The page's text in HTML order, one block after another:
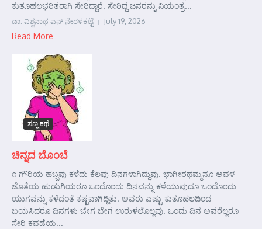
ಕುತೂಹಲಭರಿತರಾಗಿ ಸೇರಿದ್ದಾರೆ. ಸೇರಿದ್ದ ಜನರನ್ನು ನಿಯಂತ್ರ...
ಡಾ. ವಿಶ್ವನಾಥ ಎನ್ ನೇರಳಕಟ್ಟೆ July 19, 2026
Read More
ಸಣ್ಣ ಕಥೆ
ಚಿನ್ನದ ಬೊಂಬೆ
೧ ಗೌರಿಯ ಹಬ್ಬವು ಕಳೆದು ಕೆಲವು ದಿನಗಳಾಗಿದ್ದುವು. ಭಾಗೀರಥಮ್ಮನೂ ಅವಳ
ಜೊತೆಯ ಹುಡುಗಿಯರೂ ಒಂದೊಂದು ದಿನವನ್ನು ಕಳೆಯುವುದೂ ಒಂದೊಂದು
ಯುಗವನ್ನು ಕಳೆದಂತೆ ಕಷ್ಟವಾಗಿದ್ದಿತು. ಅವರು ಎಷ್ಟು ಕುತೂಹಲದಿಂದ
ಬಯಸಿದರೂ ದಿನಗಳು ಬೇಗ ಬೇಗ ಉರುಳಲೊಲ್ಲವು. ಒಂದು ದಿನ ಅವರೆಲ್ಲರೂ
ಸೇರಿ ಕವಡೆಯ...